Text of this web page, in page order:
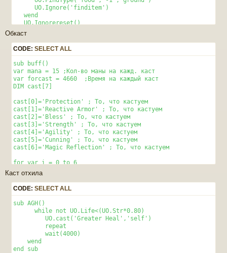
      UO.Ignore('finditem')
   wend
   UO.Ignorereset()
end sub
Обкаст
CODE: SELECT ALL
sub buff()
var mana = 15 ;Кол-во маны на кажд. каст
var forcast = 4660  ;Время на каждый каст
DIM cast[7]
cast[0]='Protection' ; То, что кастуем
cast[1]='Reactive Armor' ; То, что кастуем
cast[2]='Bless' ; То, что кастуем
cast[3]='Strength' ; То, что кастуем
cast[4]='Agility' ; То, что кастуем
cast[5]='Cunning' ; То, что кастуем
cast[6]='Magic Reflection' ; То, что кастуем
for var i = 0 to 6
    uo.Cast( cast[i] ,'self')
    wait(forcast)
  else
    uo.Print('Нету маны')
  end if
Каст отхила
CODE: SELECT ALL
sub AGH()
      while not UO.Life<(UO.Str*0.80)
         UO.cast('Greater Heal','self')
         repeat
         wait(4000)
    wend
end sub